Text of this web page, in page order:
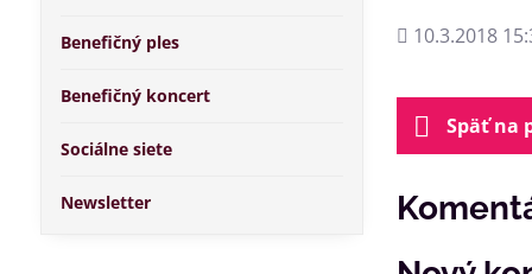
Pridané
10.3.2018
Späť na
Benefičný ples
Benefičný koncert
Sociálne siete
Newsletter